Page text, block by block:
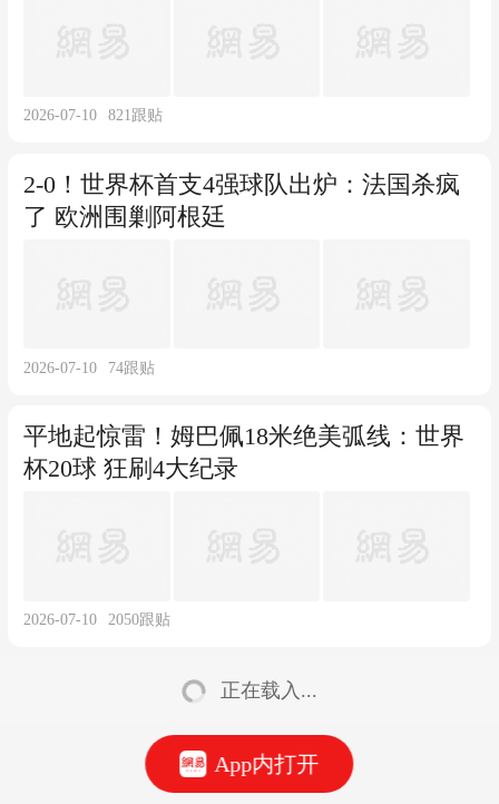
2026-07-10 821跟贴
2-0！世界杯首支4强球队出炉：法国杀疯
了 欧洲围剿阿根廷
2026-07-10 74跟贴
平地起惊雷！姆巴佩18米绝美弧线：世界
杯20球 狂刷4大纪录
2026-07-10 2050跟贴
正在载入...
App内打开